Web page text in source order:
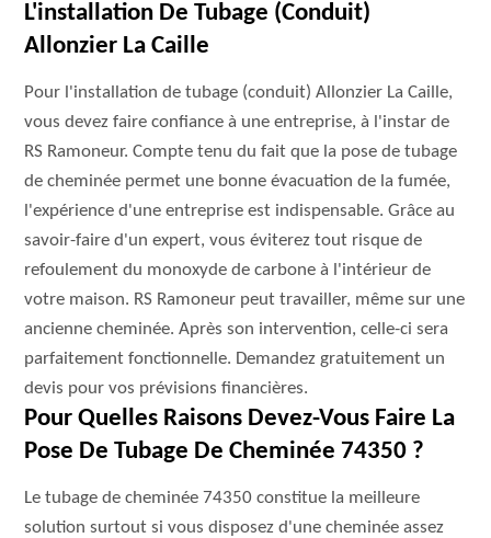
L'installation De Tubage (conduit)
Allonzier La Caille
Pour l'installation de tubage (conduit) Allonzier La Caille,
vous devez faire confiance à une entreprise, à l'instar de
RS Ramoneur. Compte tenu du fait que la pose de tubage
de cheminée permet une bonne évacuation de la fumée,
l'expérience d'une entreprise est indispensable. Grâce au
savoir-faire d'un expert, vous éviterez tout risque de
refoulement du monoxyde de carbone à l'intérieur de
votre maison. RS Ramoneur peut travailler, même sur une
ancienne cheminée. Après son intervention, celle-ci sera
parfaitement fonctionnelle. Demandez gratuitement un
devis pour vos prévisions financières.
Pour Quelles Raisons Devez-Vous Faire La
Pose De Tubage De Cheminée 74350 ?
Le tubage de cheminée 74350 constitue la meilleure
solution surtout si vous disposez d'une cheminée assez